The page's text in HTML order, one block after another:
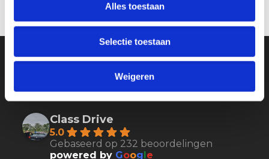
Alles toestaan
Selectie toestaan
Weigeren
Class Drive
5.0
Gebaseerd op 232 beoordelingen
powered by Google